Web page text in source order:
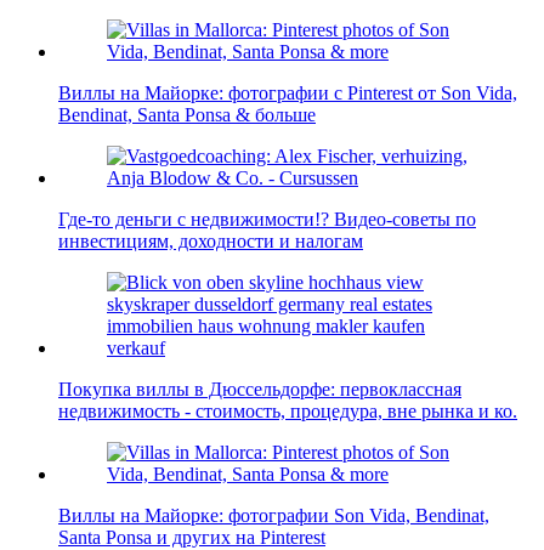
Виллы на Майорке: фотографии с Pinterest от Son Vida,
Bendinat, Santa Ponsa & больше
Где-то деньги с недвижимости!? Видео-советы по
инвестициям, доходности и налогам
Покупка виллы в Дюссельдорфе: первоклассная
недвижимость - стоимость, процедура, вне рынка и ко.
Виллы на Майорке: фотографии Son Vida, Bendinat,
Santa Ponsa и других на Pinterest